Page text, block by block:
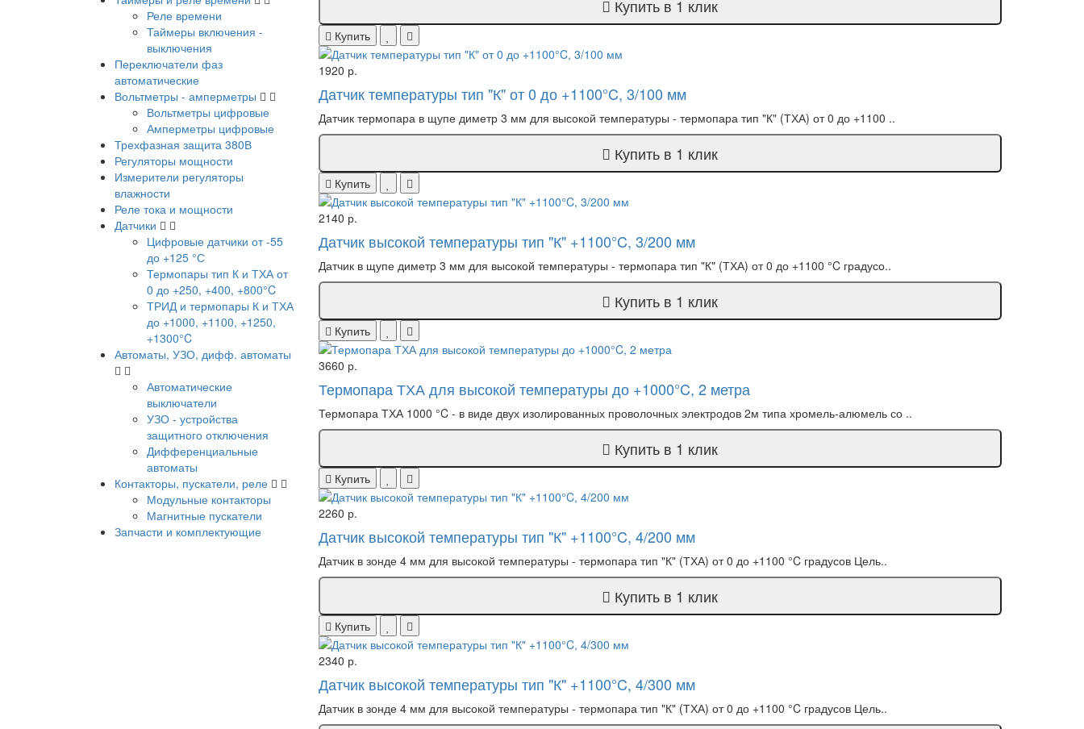
Реле времени
Таймеры включения -
выключения
Переключатели фаз
автоматические
Вольтметры - амперметры
Вольтметры цифровые
Амперметры цифровые
Трехфазная защита 380В
Регуляторы мощности
Измерители регуляторы
влажности
Реле тока и мощности
Датчики
Цифровые датчики от -55
до +125 °С
Термопары тип К и ТХА от
0 до +250, +400, +800°C
ТРИД и термопары К и ТХА
до +1000, +1100, +1250,
+1300°C
Автоматы, УЗО, дифф. автоматы
Автоматические
выключатели
УЗО - устройства
защитного отключения
Дифференциальные
автоматы
Контакторы, пускатели, реле
Модульные контакторы
Магнитные пускатели
Запчасти и комплектующие
Купить в 1 клик
Купить
1920 р.
Датчик температуры тип "К" от 0 до +1100°C, 3/100 мм
Датчик термопара в щупе диметр 3 мм для высокой температуры - термопара тип "К" (ТХА) от 0 до +1100 ..
Купить в 1 клик
Купить
2140 р.
Датчик высокой температуры тип "К" +1100°C, 3/200 мм
Датчик в щупе диметр 3 мм для высокой температуры - термопара тип "К" (ТХА) от 0 до +1100 °C градусо..
Купить в 1 клик
Купить
3660 р.
Термопара ТХА для высокой температуры до +1000°C, 2 метра
Термопара ТХА 1000 °C - в виде двух изолированных проволочных электродов 2м типа хромель-алюмель со ..
Купить в 1 клик
Купить
2260 р.
Датчик высокой температуры тип "К" +1100°C, 4/200 мм
Датчик в зонде 4 мм для высокой температуры - термопара тип "К" (ТХА) от 0 до +1100 °C градусов Цель..
Купить в 1 клик
Купить
2340 р.
Датчик высокой температуры тип "К" +1100°C, 4/300 мм
Датчик в зонде 4 мм для высокой температуры - термопара тип "К" (ТХА) от 0 до +1100 °C градусов Цель..